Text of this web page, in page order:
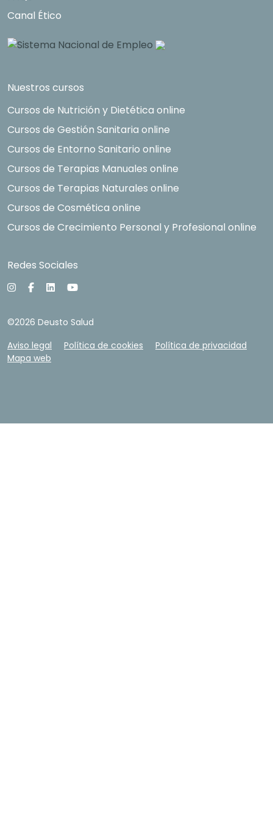
Canal Ético
Nuestros cursos
Cursos de Nutrición y Dietética online
Cursos de Gestión Sanitaria online
Cursos de Entorno Sanitario online
Cursos de Terapias Manuales online
Cursos de Terapias Naturales online
Cursos de Cosmética online
Cursos de Crecimiento Personal y Profesional online
Redes Sociales
©2026 Deusto Salud
Aviso legal
Política de cookies
Política de privacidad
Mapa web